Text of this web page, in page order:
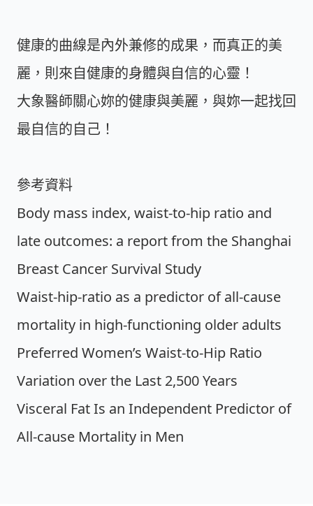
健康的曲線是內外兼修的成果，而真正的美
麗，則來自健康的身體與自信的心靈！
大象醫師關心妳的健康與美麗，與妳一起找回
最自信的自己！
參考資料
Body mass index, waist-to-hip ratio and
late outcomes: a report from the Shanghai
Breast Cancer Survival Study
Waist-hip-ratio as a predictor of all-cause
mortality in high-functioning older adults
Preferred Women’s Waist-to-Hip Ratio
Variation over the Last 2,500 Years
Visceral Fat Is an Independent Predictor of
All-cause Mortality in Men